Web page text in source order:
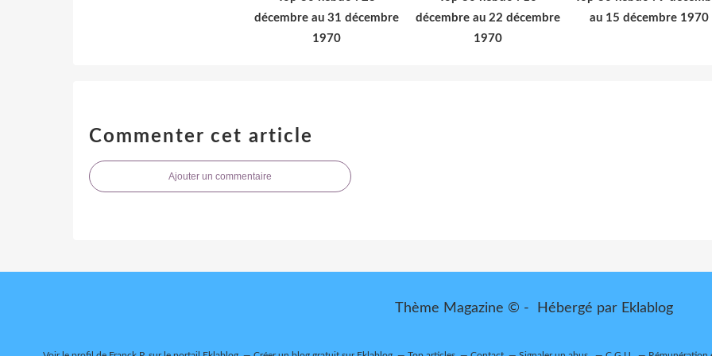
décembre au 31 décembre
1970
décembre au 22 décembre
1970
au 15 décembre 1970
Commenter cet article
Ajouter un commentaire
Thème Magazine © - Hébergé par Eklablog